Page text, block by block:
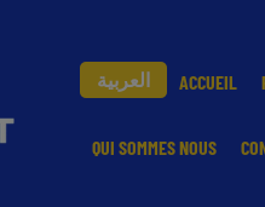
العربية ACCUEIL
QUI SOMMES NOUS